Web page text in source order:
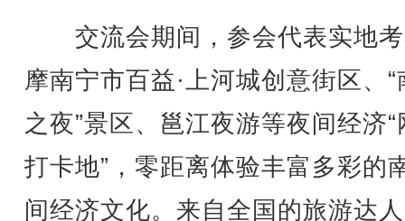
交流会期间，参会代表实地
摩南宁市百益·上河城创意街区、“
之夜”景区、邕江夜游等夜间经济“
打卡地”，零距离体验丰富多彩的
间经济文化。来自全国的旅游达